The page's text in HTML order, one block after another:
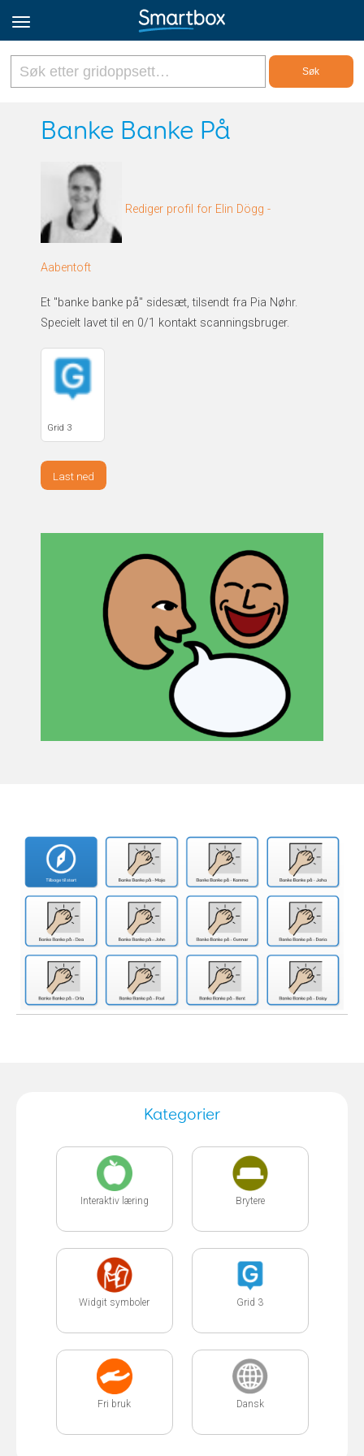
Online Grids
Registrer deg
Banke Banke På
Rediger profil for Elin Dögg -
Aabentoft
Et "banke banke på" sidesæt, tilsendt fra Pia Nøhr.
Specielt lavet til en 0/1 kontakt scanningsbruger.
Grid 3
Last ned
Kategorier
Interaktiv læring Brytere
Widgit symboler Grid 3
Fri bruk Dansk